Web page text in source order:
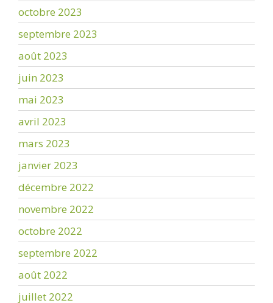
octobre 2023
septembre 2023
août 2023
juin 2023
mai 2023
avril 2023
mars 2023
janvier 2023
décembre 2022
novembre 2022
octobre 2022
septembre 2022
août 2022
juillet 2022